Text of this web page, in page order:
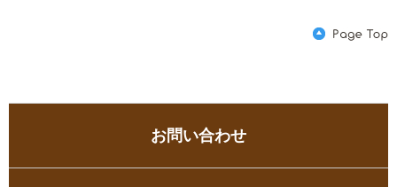
お問い合わせ